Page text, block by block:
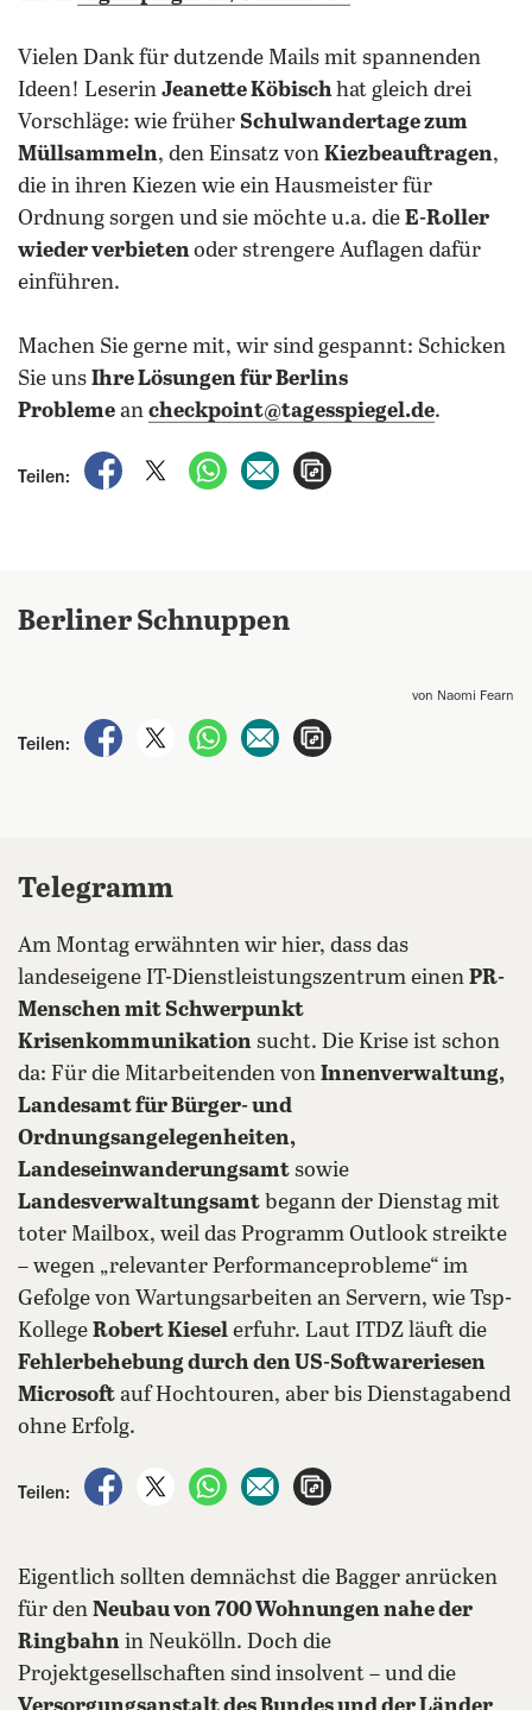
Vielen Dank für dutzende Mails mit spannenden
Ideen! Leserin Jeanette Köbischhat gleich drei
Vorschläge: wie früher Schulwandertage zum
Müllsammeln, den Einsatz von Kiezbeauftragen,
die in ihren Kiezen wie ein Hausmeister für
Ordnung sorgen und sie möchte u.a. die E-Roller
wieder verbietenoder strengere Auflagen dafür
einführen.
Machen Sie gerne mit, wir sind gespannt: Schicken
Sie uns Ihre Lösungen für Berlins
Probleme an checkpoint@tagesspiegel.de.
Teilen:
auf Facebook teilen
auf X teilenper WhatsApp teilen
per E-Mail teilen
Berliner Schnuppen
von Naomi Fearn
Teilen:
auf Facebook teilen
auf X teilenper WhatsApp teilen
per E-Mail teilen
Telegramm
Am Montag erwähnten wir hier, dass das
landeseigene IT-Dienstleistungszentrum einen PR-
Menschen mit Schwerpunkt
Krisenkommunikation sucht. Die Krise ist schon
da: Für die Mitarbeitenden von Innenverwaltung,
Landesamt für Bürger- und
Ordnungsangelegenheiten,
Landeseinwanderungsamt sowie
Landesverwaltungsamt begann der Dienstag mit
toter Mailbox, weil das Programm Outlook streikte
– wegen „relevanter Performanceprobleme“ im
Gefolge von Wartungsarbeiten an Servern, wie Tsp-
Kollege Robert Kiesel erfuhr. Laut ITDZ läuft die
Fehlerbehebung durch den US-Softwareriesen
Microsoft auf Hochtouren, aber bis Dienstagabend
ohne Erfolg.
Teilen:
auf Facebook teilen
auf X teilenper WhatsApp teilen
per E-Mail teilen
Eigentlich sollten demnächst die Bagger anrücken
für den Neubau von 700 Wohnungen nahe der
Ringbahn in Neukölln. Doch die
Projektgesellschaften sind insolvent – und die